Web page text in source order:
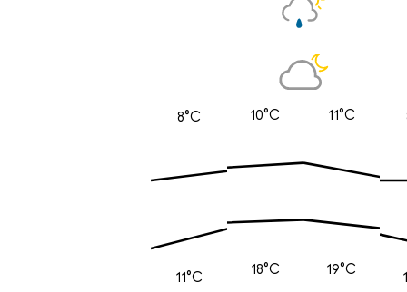
8°C
11°C
10°C
18°C
11°C
19°C